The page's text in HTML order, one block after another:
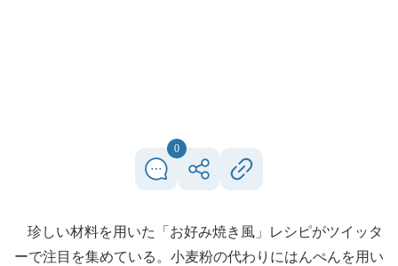
0
珍しい材料を用いた「お好み焼き風」レシピがツイッタ
ーで注目を集めている。小麦粉の代わりにはんぺんを用い